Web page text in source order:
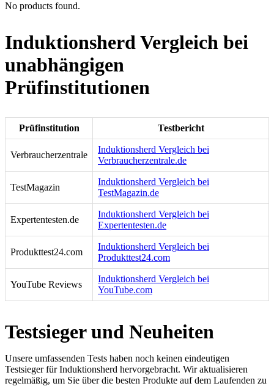
No products found.
Induktionsherd Vergleich bei
unabhängigen
Prüfinstitutionen
Prüfinstitution Testbericht
Verbraucherzentrale
Induktionsherd Vergleich bei
Verbraucherzentrale.de
TestMagazin
Induktionsherd Vergleich bei
TestMagazin.de
Expertentesten.de
Induktionsherd Vergleich bei
Expertentesten.de
Produkttest24.com
Induktionsherd Vergleich bei
Produkttest24.com
YouTube Reviews
Induktionsherd Vergleich bei
YouTube.com
Testsieger und Neuheiten
Unsere umfassenden Tests haben noch keinen eindeutigen
Testsieger für Induktionsherd hervorgebracht. Wir aktualisieren
regelmäßig, um Sie über die besten Produkte auf dem Laufenden zu